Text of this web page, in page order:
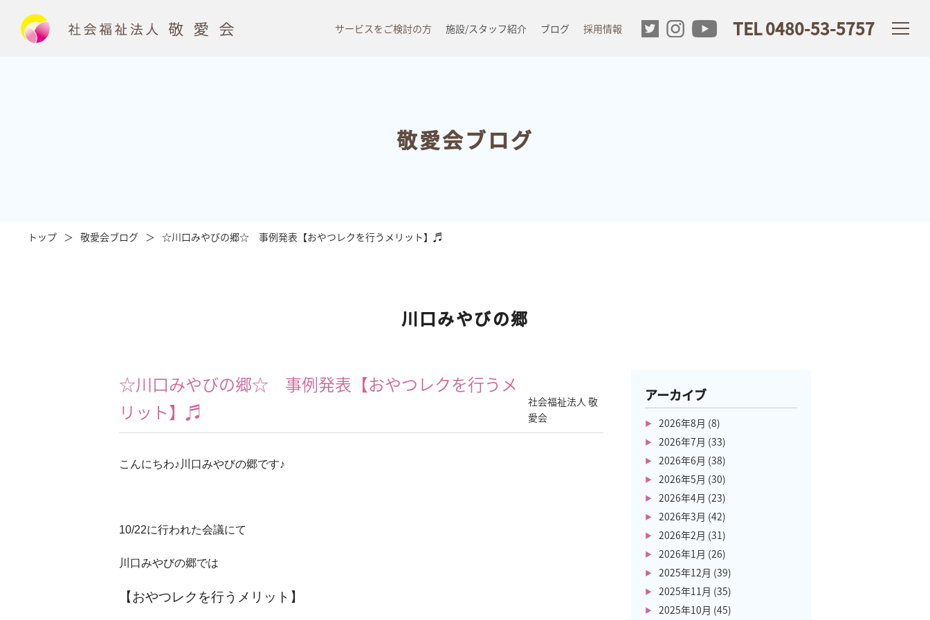
サービスをご検討の方 施設/スタッフ紹介 ブログ 採用情報 TEL 0480-53-5757
敬愛会ブログ
トップ 敬愛会ブログ ☆川口みやびの郷☆ 事例発表【おやつレクを行うメリット】♬
川口みやびの郷
☆川口みやびの郷☆ 事例発表【おやつレクを行うメ
リット】♬
社会福祉法人 敬
愛会
こんにちわ♪川口みやびの郷です♪
10/22に行われた会議にて
川口みやびの郷では
【おやつレクを行うメリット】
アーカイブ
2026年8月 (8)
2026年7月 (33)
2026年6月 (38)
2026年5月 (30)
2026年4月 (23)
2026年3月 (42)
2026年2月 (31)
2026年1月 (26)
2025年12月 (39)
2025年11月 (35)
2025年10月 (45)